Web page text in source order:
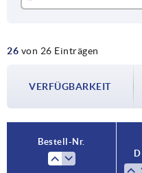
M6
M10
26 von 26 Einträgen
VERFÜGBARKEIT
Bestell-Nr.
D